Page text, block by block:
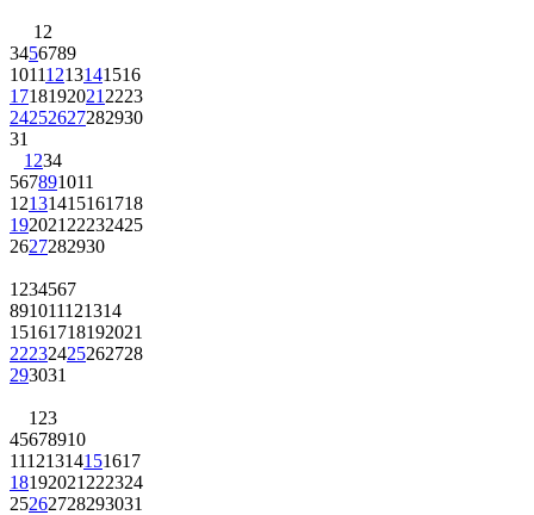
1 2
3456789
10111213141516
1718192021 2223
24252627282930
31
1 234
567891011
12131415161718
192021 22232425
2627282930
1 234567
891011121314
15161718192021
22232425262728
293031
1 23
45678910
11121314151617
18192021 222324
25262728293031